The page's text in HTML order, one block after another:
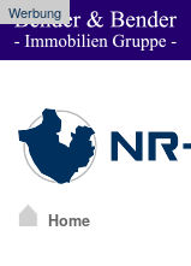
Werbung
Home